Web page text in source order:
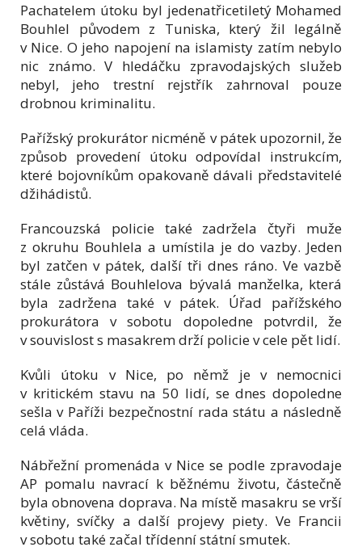
Pachatelem útoku byl jedenatřicetiletý Mohamed
Bouhlel původem z Tuniska, který žil legálně
v Nice. O jeho napojení na islamisty zatím nebylo
nic známo. V hledáčku zpravodajských služeb
nebyl, jeho trestní rejstřík zahrnoval pouze
drobnou kriminalitu.
Pařížský prokurátor nicméně v pátek upozornil, že
způsob provedení útoku odpovídal instrukcím,
které bojovníkům opakovaně dávali představitelé
džihádistů.
Francouzská policie také zadržela čtyři muže
z okruhu Bouhlela a umístila je do vazby. Jeden
byl zatčen v pátek, další tři dnes ráno. Ve vazbě
stále zůstává Bouhlelova bývalá manželka, která
byla zadržena také v pátek. Úřad pařížského
prokurátora v sobotu dopoledne potvrdil, že
v souvislost s masakrem drží policie v cele pět lidí.
Kvůli útoku v Nice, po němž je v nemocnici
v kritickém stavu na 50 lidí, se dnes dopoledne
sešla v Paříži bezpečnostní rada státu a následně
celá vláda.
Nábřežní promenáda v Nice se podle zpravodaje
AP pomalu navrací k běžnému životu, částečně
byla obnovena doprava. Na místě masakru se vrší
květiny, svíčky a další projevy piety. Ve Francii
v sobotu také začal třídenní státní smutek.